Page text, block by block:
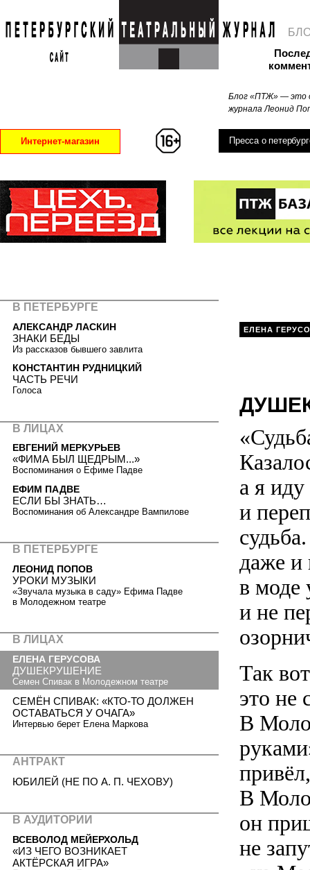
Блог «ПТЖ» — это
журнала Леонид
Интернет-магазин Пресса о
ЕЛЕНА
а я
и
даже и
в моде
и не
Так
это не
В
В
он
не
В ПЕТЕРБУРГЕ
АЛЕКСАНДР ЛАСКИН
ЗНАКИ БЕДЫ
Из рассказов бывшего завлита
КОНСТАНТИН РУДНИЦКИЙ
ЧАСТЬ РЕЧИ
Голоса
В ЛИЦАХ
ЕВГЕНИЙ МЕРКУРЬЕВ
«ФИМА БЫЛ ЩЕДРЫМ...»
Воспоминания о Ефиме Падве
ЕФИМ ПАДВЕ
ЕСЛИ БЫ ЗНАТЬ…
Воспоминания об Александре Вампилове
В ПЕТЕРБУРГЕ
ЛЕОНИД ПОПОВ
УРОКИ МУЗЫКИ
«Звучала музыка в саду» Ефима Падве
в Молодежном театре
В ЛИЦАХ
ЕЛЕНА ГЕРУСОВА
ДУШЕКРУШЕНИЕ
Семен Спивак в Молодежном театре
СЕМЁН СПИВАК: «КТО-ТО ДОЛЖЕН
ОСТАВАТЬСЯ У ОЧАГА»
Интервью берет Елена Маркова
АНТРАКТ
ЮБИЛЕЙ (НЕ ПО А. П. ЧЕХОВУ)
В АУДИТОРИИ
ВСЕВОЛОД МЕЙЕРХОЛЬД
«ИЗ ЧЕГО ВОЗНИКАЕТ
АКТЁРСКАЯ ИГРА»